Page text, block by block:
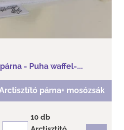
- Puha waffel-...
párna+ mosózsák
10 db